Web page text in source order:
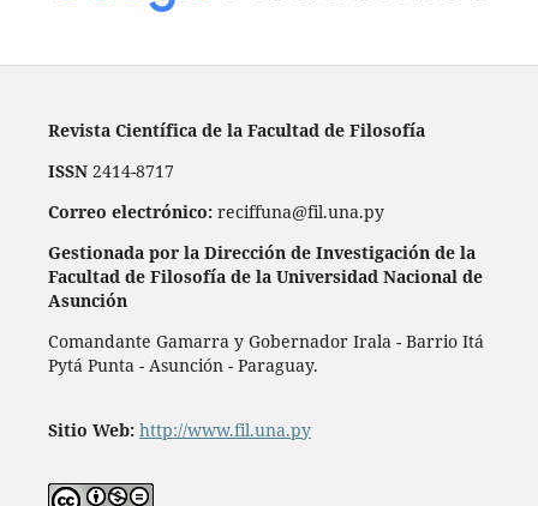
Revista Científica de la Facultad de Filosofía
ISSN2414-8717
Correo electrónico: reciffuna@fil.una.py
Gestionada por la Dirección de Investigación de la
Facultad de Filosofía de la Universidad Nacional de
Asunción
Comandante Gamarra y Gobernador Irala - Barrio Itá
Pytá Punta - Asunción - Paraguay.
Sitio Web: http://www.fil.una.py